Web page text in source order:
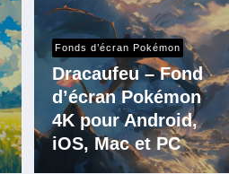
Fonds d’écran Pokémon
Dracaufeu – Fond
d’écran Pokémon
4K pour Android,
iOS, Mac et PC